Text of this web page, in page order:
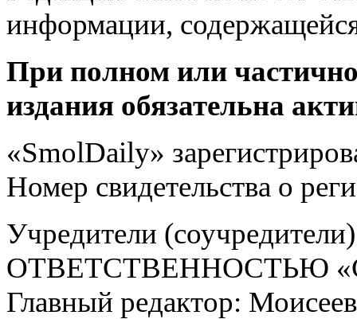
информации,
При полном или
издания обязательна
«SmolDaily»
Номер свидетельства о
Учредители
ОТВЕТСТВЕННОСТЬЮ
Главный редактор: